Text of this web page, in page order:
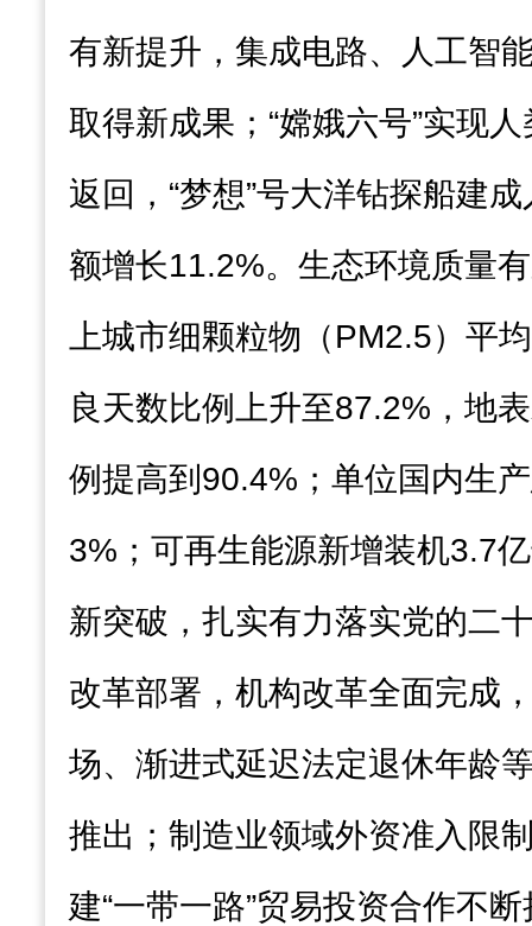
有新提升，集成电路、人工智
取得新成果；“嫦娥六号”实现
返回，“梦想”号大洋钻探船建
额增长11.2%。生态环境质量
上城市细颗粒物（PM2.5）平
良天数比例上升至87.2%，地
例提高到90.4%；单位国内生
3%；可再生能源新增装机3.7
新突破，扎实有力落实党的二
改革部署，机构改革全面完成
场、渐进式延迟法定退休年龄
推出；制造业领域外资准入限
建“一带一路”贸易投资合作不